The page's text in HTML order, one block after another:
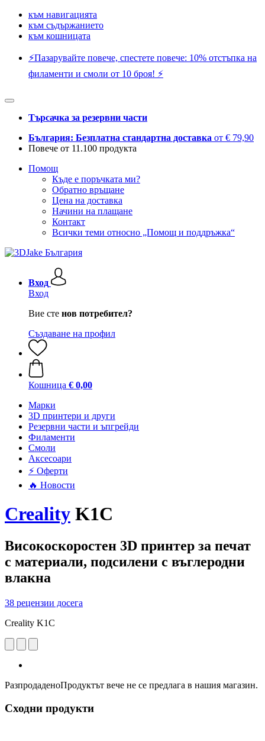
към навигацията
към съдържанието
към кошницата
⚡️Пазарувайте повече, спестете повече: 10% отстъпка на
филаменти и смоли от 10 броя! ⚡️
Търсачка за резервни части
България: Безплатна стандартна доставка от € 79,90
Повече от 11.100 продукта
Помощ
Къде е поръчката ми?
Обратно връщане
Цена на доставка
Начини на плащане
Контакт
Всички теми относно „Помощ и поддръжка“
Вход
Вход
Вие сте нов потребител?
Създаване на профил
Кошница € 0,00
Mарки
3D принтери и други
Резервни части и ъпгрейди
Филаменти
Смоли
Аксесоари
⚡ Оферти
🔥 Новости
Creality K1C
Високоскоростен 3D принтер за печат
с материали, подсилени с въглеродни
влакна
38 рецензии досега
Creality K1C
РазпродаденоПродуктът вече не се предлага в нашия магазин.
Сходни продукти